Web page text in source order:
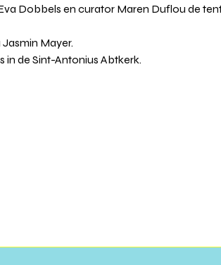
Dobbels en curator Maren Duflou de
Mayer.
in de Sint-Antonius Abtkerk.